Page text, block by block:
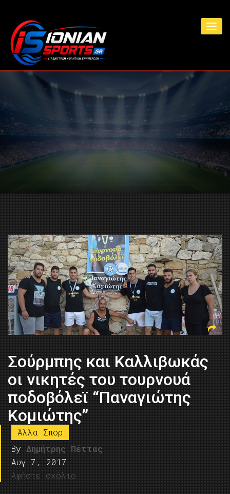
Σούρμπης και Καλλιβωκάς
οι νικητές του τουρνουά
ποδοβόλεϊ “Παναγιώτης
Κομιώτης”
Άλλα Σπορ
By Δημήτρης Πέττας
Αυγ 7, 2017
Αφήστε σχόλιο